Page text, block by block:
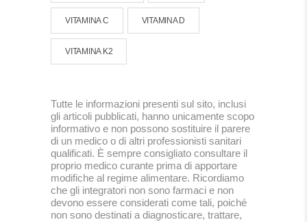
VITAMINA C VITAMINA D
VITAMINA K2
Tutte le informazioni presenti sul sito, inclusi
gli articoli pubblicati, hanno unicamente scopo
informativo e non possono sostituire il parere
di un medico o di altri professionisti sanitari
qualificati. È sempre consigliato consultare il
proprio medico curante prima di apportare
modifiche al regime alimentare. Ricordiamo
che gli integratori non sono farmaci e non
devono essere considerati come tali, poiché
non sono destinati a diagnosticare, trattare,